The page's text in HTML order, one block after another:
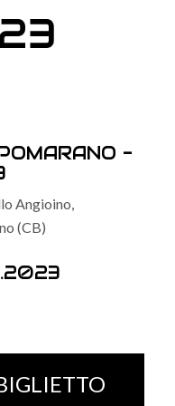
-
Angioino,
(CB)